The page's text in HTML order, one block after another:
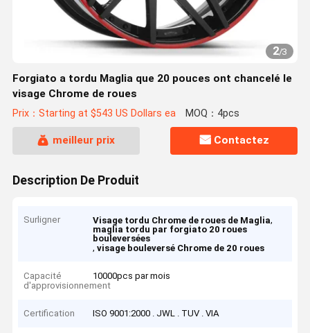
2/3
Forgiato a tordu Maglia que 20 pouces ont chancelé le
visage Chrome de roues
Prix：Starting at $543 US Dollars ea MOQ：4pcs
meilleur prix Contactez
Description De Produit
Surligner Visage tordu Chrome de roues de Maglia,
maglia tordu par forgiato 20 roues
bouleversées
,visage bouleversé Chrome de 20 roues
Capacité
d'approvisionnement
10000pcs par mois
Certification ISO 9001:2000 . JWL . TUV . VIA